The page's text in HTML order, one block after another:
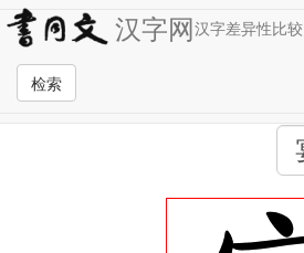
汉字网汉字差异性比较
检索
全站检索页面